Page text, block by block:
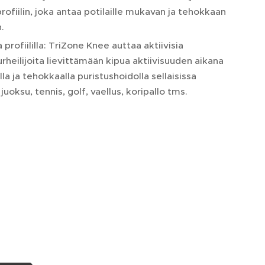
joka antaa potilaille mukavan ja tehokkaan
profiililla: TriZone Knee auttaa aktiivisia
lievittämään kipua aktiivisuuden aikana
ja tehokkaalla puristushoidolla sellaisissa
tennis, golf, vaellus, koripallo tms.